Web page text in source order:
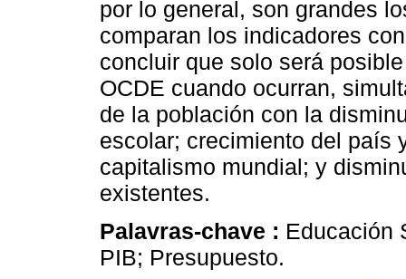
por lo general, son grandes
comparan los indicadores
concluir que solo será
OCDE cuando ocurran,
de la población con la
escolar; crecimiento del país
capitalismo mundial; y
existentes.
Palavras-chave : Educación
PIB; Presupuesto.